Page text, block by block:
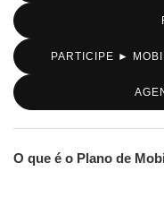
PARTICIPE ►
O que é o Plano de